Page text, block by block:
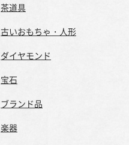
茶道具
古いおもちゃ・人形
ダイヤモンド
宝石
ブランド品
楽器